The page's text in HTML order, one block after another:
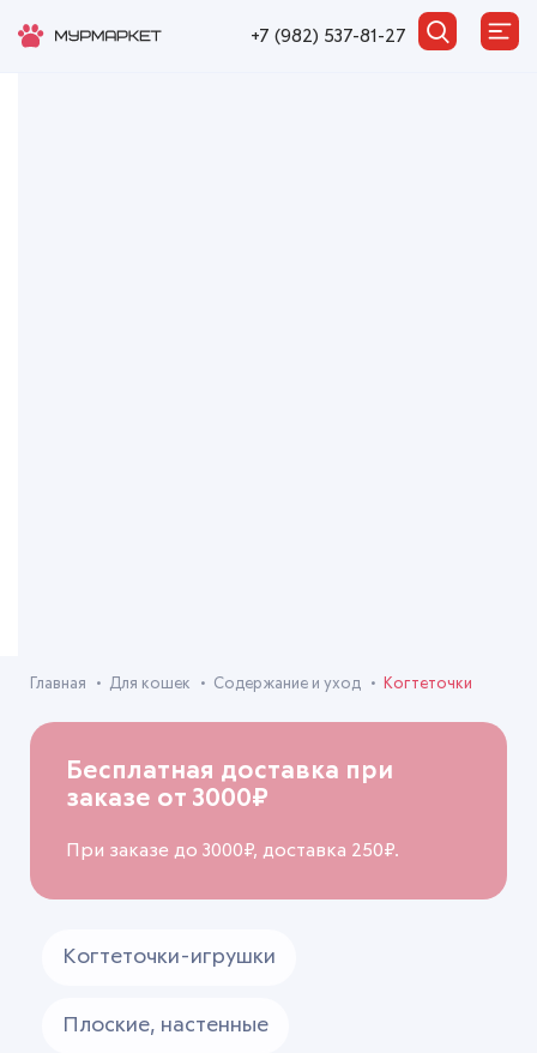
+7 (982) 537-81-27
Главная Для кошек Содержание и уход Когтеточки
Бесплатная доставка при
заказе от 3000₽
При заказе до 3000₽, доставка 250₽.
Когтеточки-игрушки
Плоские, настенные